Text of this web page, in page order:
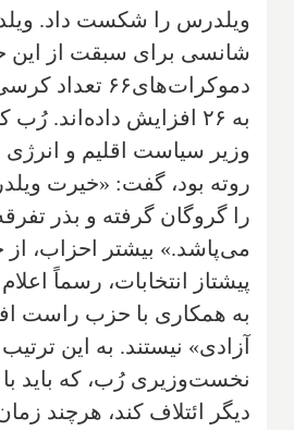
ویلدرس را شکست داد.
شانسی برای سبقت از این
وزیر سیاست اقلیم و
روته بود، گفت: «خیرت
را گروگان گرفته و بذر
می‌پاشد.» بیشتر احزاب،
پیشتاز انتخابات، رسماً
به همکاری با حزب راست
آزادی» نیستند. به این
نخست‌وزیری رُب، که باید
دیگر ائتلاف کند، هرچند